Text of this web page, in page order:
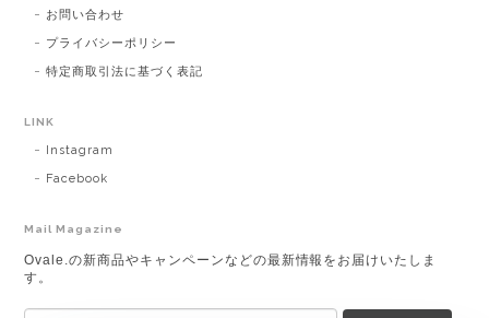
お問い合わせ
プライバシーポリシー
特定商取引法に基づく表記
LINK
Instagram
Facebook
Mail Magazine
Ovale.の新商品やキャンペーンなどの最新情報をお届けいたしま
す。